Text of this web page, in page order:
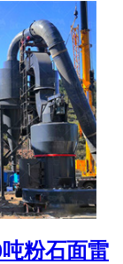
粉石面雷